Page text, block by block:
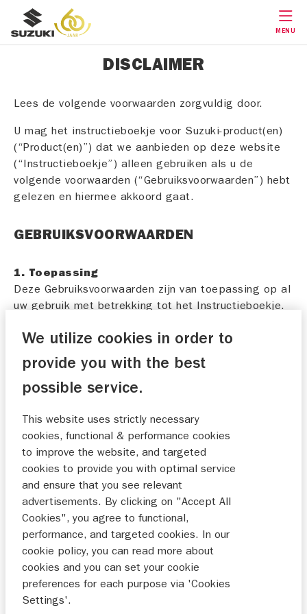
MENU
DISCLAIMER
Lees de volgende voorwaarden zorgvuldig door.
U mag het instructieboekje voor Suzuki-product(en)
(“Product(en)”) dat we aanbieden op deze website
(“Instructieboekje”) alleen gebruiken als u de
volgende voorwaarden (“Gebruiksvoorwaarden”) hebt
gelezen en hiermee akkoord gaat.
GEBRUIKSVOORWAARDEN
1. Toepassing
Deze Gebruiksvoorwaarden zijn van toepassing op al
uw gebruik met betrekking tot het Instructieboekje.
geacht deze Gebruiksvoorwaarden te hebben
aanvaard. Wij kunnen te allen tijde naar eigen
goeddunken en zonder voorafgaande kennisgeving
deze Gebruiksvoorwaarden wijzigen.
2. Reikwijdte van de voorwaarden
Wij kunnen, op elk moment, naar eigen goeddunken
en zonder voorafgaande kennisgeving, onze service
met betrekking tot het verstrekken van
Instructieboekjes onderbreken, stopzetten, annuleren
of wijzigen. De inhoud van het Instructieboekje kan
van tijd tot tijd worden herzien of gewijzigd zonder
voorafgaande kennisgeving volgens de wijziging van
de specificatie van het desbetreffende Product of
om welke reden dan ook. Lees het Instructieboekje
aandachtig door, in het bijzonder als u het Product
gebruikt. Dit geldt ook oor eventueel aanvullend
We utilize cookies in order to
provide you with the best
possible service.
This website uses strictly necessary
cookies, functional & performance cookies
to improve the website, and targeted
cookies to provide you with optimal service
and ensure that you see relevant
advertisements. By clicking on "Accept All
Cookies", you agree to functional,
performance, and targeted cookies. In our
cookie policy, you can read more about
cookies and you can set your cookie
preferences for each purpose via 'Cookies
Settings'.